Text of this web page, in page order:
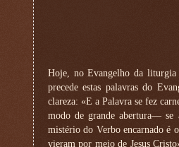
Hoje, no Evangelho da liturgia
precede estas palavras do
clareza: «E a Palavra se fez
modo de grande abertura— se
mistério do Verbo encarnado é
vieram por meio de Jesus